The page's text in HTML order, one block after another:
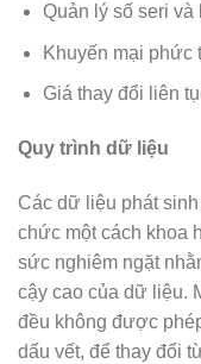
Quản lý số seri và
Khuyến mại phức
Giá thay đổi liên
Quy trình dữ liệu
Các dữ liệu phát
chức một cách khoa
sức nghiêm ngặt
cậy cao của dữ liệu.
đều không được
dấu vết, để thay đổi